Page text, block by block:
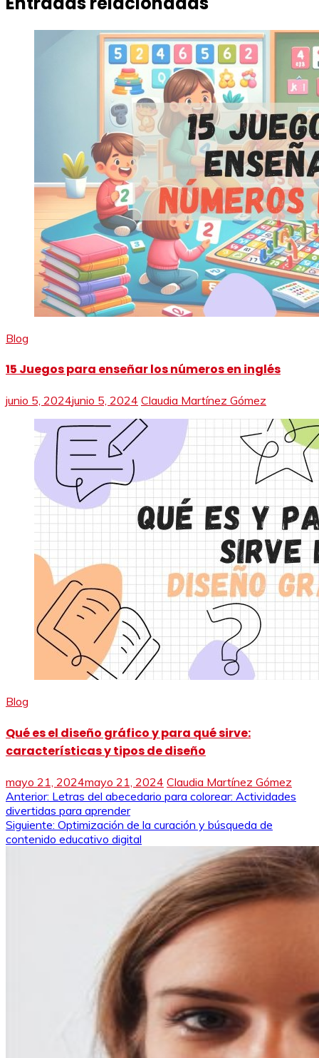
Blog
15 Juegos para enseñar los números en inglés
junio 5, 2024junio 5, 2024 Claudia Martínez Gómez
Blog
Qué es el diseño gráfico y para qué sirve:
características y tipos de diseño
mayo 21, 2024mayo 21, 2024 Claudia Martínez Gómez
Navegación
de
entradas
Anterior: Letras del abecedario para colorear: Actividades
divertidas para aprender
Siguiente: Optimización de la curación y búsqueda de
contenido educativo digital